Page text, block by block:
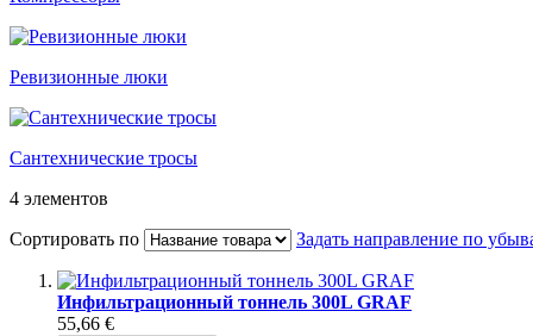
Ревизионные люки
Сантехнические тросы
4 элементов
Сортировать по
Задать направление по
Инфильтрационный тоннель 300L GRAF
55,66 €